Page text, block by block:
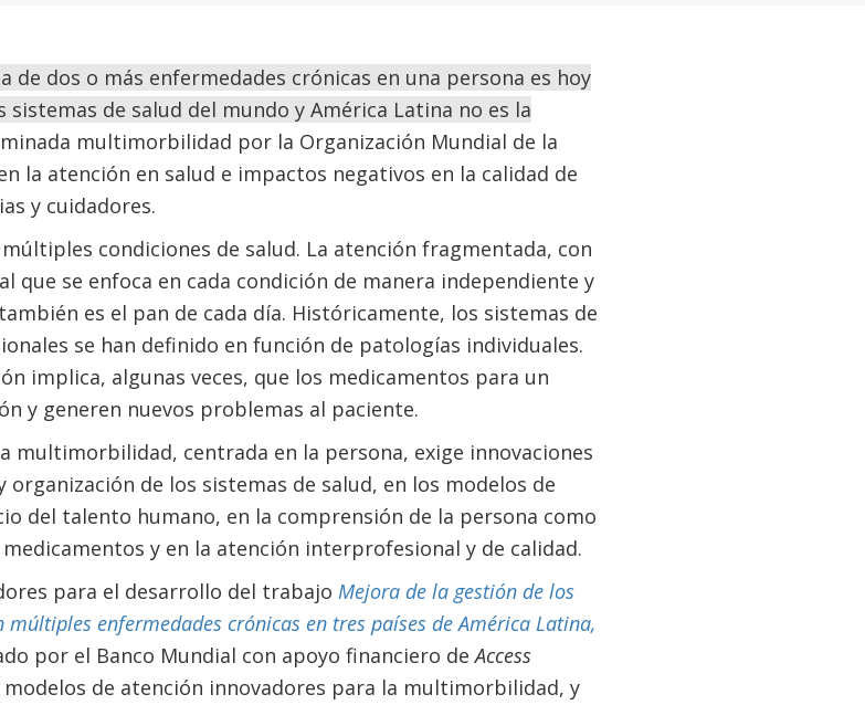
de dos o más enfermedades crónicas en una persona es hoy
de salud del mundo y América Latina no es la
multimorbilidad por la Organización Mundial de la
la atención en salud e impactos negativos en la calidad de
y cuidadores.
condiciones de salud. La atención fragmentada, con
que se enfoca en cada condición de manera independiente y
es el pan de cada día. Históricamente, los sistemas de
se han definido en función de patologías individuales.
implica, algunas veces, que los medicamentos para un
y generen nuevos problemas al paciente.
multimorbilidad, centrada en la persona, exige innovaciones
de los sistemas de salud, en los modelos de
del talento humano, en la comprensión de la persona como
y en la atención interprofesional y de calidad.
para el desarrollo del trabajo Mejora de la gestión de los
enfermedades crónicas en tres países de América Latina,
por el Banco Mundial con apoyo financiero deAccess
de atención innovadores para la multimorbilidad, y